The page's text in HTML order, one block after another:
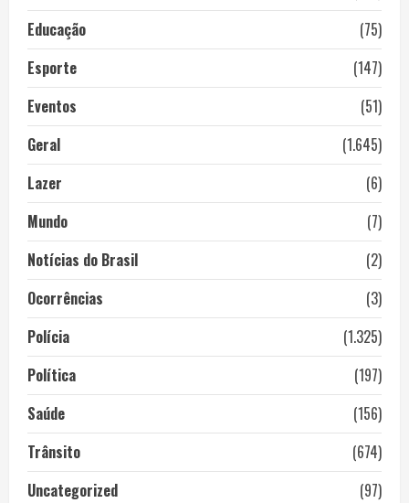
Educação
(75)
Esporte
(147)
Eventos
(51)
Geral
(1.645)
Lazer
(6)
Mundo
(7)
Notícias do Brasil
(2)
Ocorrências
(3)
Polícia
(1.325)
Política
(197)
Saúde
(156)
Trânsito
(674)
Uncategorized
(97)